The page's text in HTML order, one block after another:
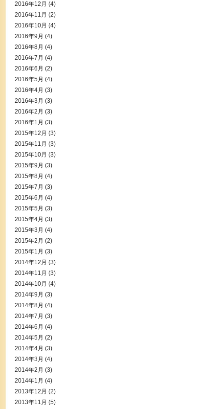
2016年12月 (4)
2016年11月 (2)
2016年10月 (4)
2016年9月 (4)
2016年8月 (4)
2016年7月 (4)
2016年6月 (2)
2016年5月 (4)
2016年4月 (3)
2016年3月 (3)
2016年2月 (3)
2016年1月 (3)
2015年12月 (3)
2015年11月 (3)
2015年10月 (3)
2015年9月 (3)
2015年8月 (4)
2015年7月 (3)
2015年6月 (4)
2015年5月 (3)
2015年4月 (3)
2015年3月 (4)
2015年2月 (2)
2015年1月 (3)
2014年12月 (3)
2014年11月 (3)
2014年10月 (4)
2014年9月 (3)
2014年8月 (4)
2014年7月 (3)
2014年6月 (4)
2014年5月 (2)
2014年4月 (3)
2014年3月 (4)
2014年2月 (3)
2014年1月 (4)
2013年12月 (2)
2013年11月 (5)